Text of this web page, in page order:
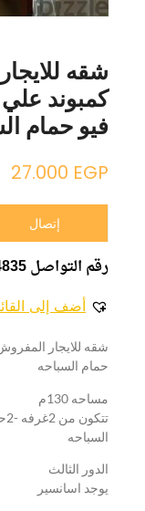
شقه
كمبوند علي
فيو حمام
27.000 EGP
إتصال
رقم التواصل 01143334835
أضف إلى
شقه للايجار
حمام السباحه
مساحه 130م
السباحه
الدور الثالث
يوجد اسانسير